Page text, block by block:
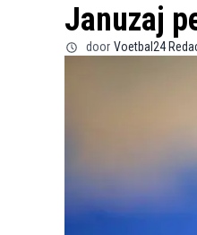
Januzaj
door Voetbal24